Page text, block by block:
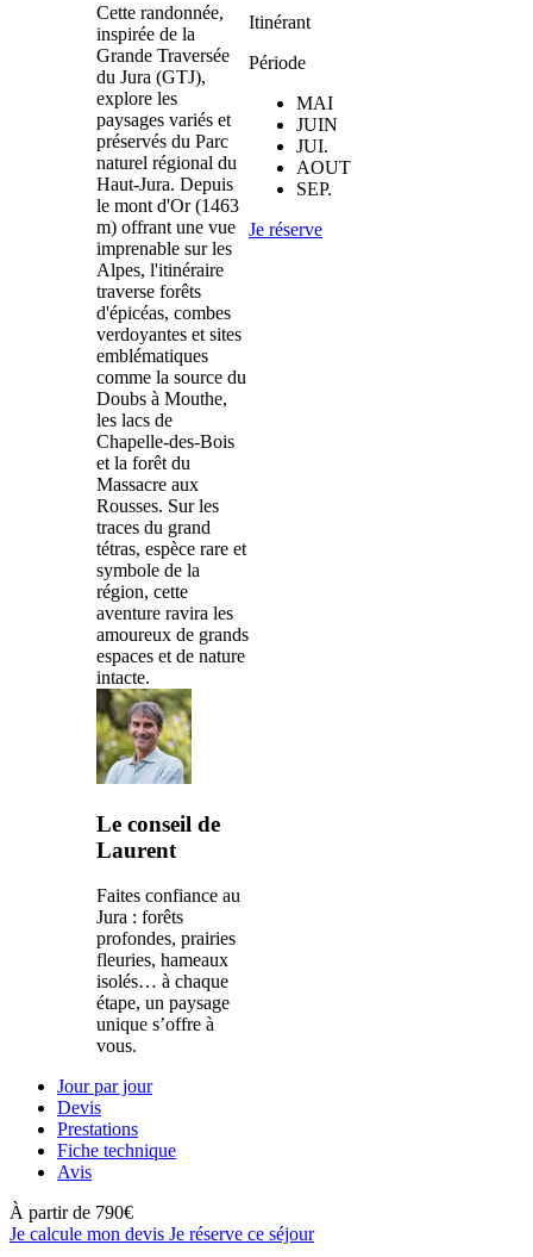
Cette randonnée,
inspirée de la
Grande Traversée
du Jura (GTJ),
explore les
paysages variés et
préservés du Parc
naturel régional du
Haut-Jura. Depuis
le mont d'Or (1463
m) offrant une vue
imprenable sur les
Alpes, l'itinéraire
traverse forêts
d'épicéas, combes
verdoyantes et sites
emblématiques
comme la source du
Doubs à Mouthe,
les lacs de
Chapelle-des-Bois
et la forêt du
Massacre aux
Rousses. Sur les
traces du grand
tétras, espèce rare et
symbole de la
région, cette
aventure ravira les
amoureux de grands
espaces et de nature
intacte.
Le conseil de
Laurent
Faites confiance au
Jura : forêts
profondes, prairies
fleuries, hameaux
isolés… à chaque
étape, un paysage
unique s’offre à
vous.
Itinérant
Période
MAI
JUIN
JUI.
AOUT
SEP.
Je réserve
Jour par jour
Devis
Prestations
Fiche technique
Avis
À partir de 790€
Je calcule mon devis Je réserve ce séjour